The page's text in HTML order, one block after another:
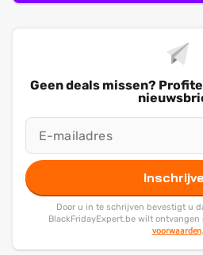
Geen deals missen?
Door u in te schrijven bevestigt u
BlackFridayExpert.be wilt
voorwaarden.